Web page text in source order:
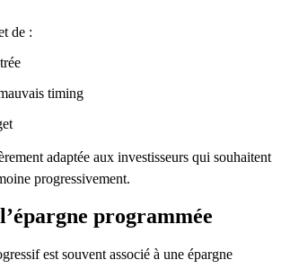
de :
timing
adaptée aux investisseurs qui souhaitent
progressivement.
programmée
est souvent associé à une épargne